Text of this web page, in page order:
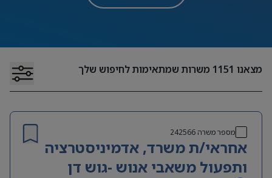
מצאנו 1151 משרות שמתאימות לחיפוש שלך
מספר משרה242566
אחראי/ת משרד, אדמיניסטרציה
ותפעול משאבי אנוש -גוש דן